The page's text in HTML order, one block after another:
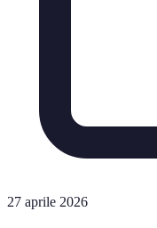
27 aprile 2026